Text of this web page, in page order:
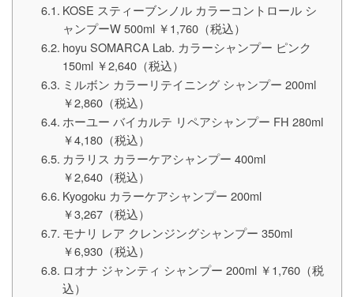
KOSE スティーブンノル カラーコントロール シ
ャンプーW 500ml ￥1,760（税込）
hoyu SOMARCA Lab. カラーシャンプー ピンク
150ml ￥2,640（税込）
ミルボン カラーリテイニング シャンプー 200ml
￥2,860（税込）
ホーユー バイカルテ リペアシャンプー FH 280ml
￥4,180（税込）
カラリス カラーケアシャンプー 400ml
￥2,640（税込）
Kyogoku カラーケアシャンプー 200ml
￥3,267（税込）
モナリ レア クレンジングシャンプー 350ml
￥6,930（税込）
ロオナ ジャンティ シャンプー 200ml ￥1,760（税
込）